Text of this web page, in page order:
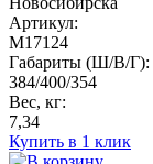
Артикул:
M17124
Габариты (Ш/В/Г):
384/400/354
Вес, кг:
7,34
Купить в 1 клик